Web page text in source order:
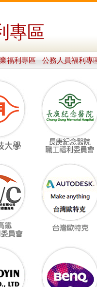
專區
福利專區 公務人員福利專